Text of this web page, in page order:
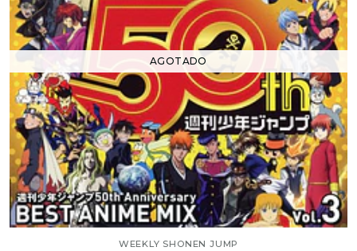
AGOTADO
WEEKLY SHONEN JUMP